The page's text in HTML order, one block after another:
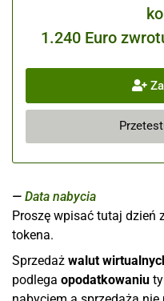
1.240 Euro
Data nabycia
Proszę wpisać tutaj dzień
tokena.
Sprzedaż walut
podlega opodatkowaniu